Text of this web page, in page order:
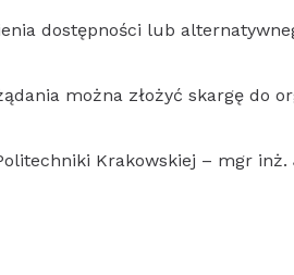
dostępności lub
można złożyć skargę do
Krakowskiej – mgr inż.